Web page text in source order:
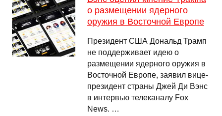
о размещении ядерного
оружия в Восточной Европе
Президент США Дональд Трамп
не поддерживает идею о
размещении ядерного оружия в
Восточной Европе, заявил вице-
президент страны Джей Ди Вэнс
в интервью телеканалу Fox
News. …